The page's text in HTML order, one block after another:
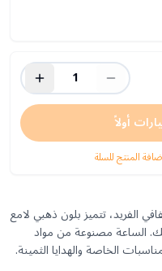
1
أولاً
المنتج للسلة
الفريد، تتميز بلون ذهبي لامع
الساعة مصنوعة من مواد
الخاصة والهدايا الثمينة.